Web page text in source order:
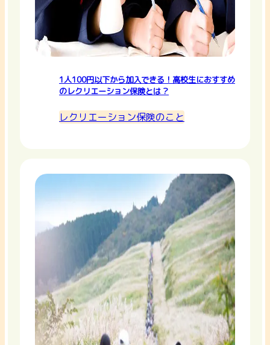
1人100円以下から加入できる！高校生におすすめ
のレクリエーション保険とは？
レクリエーション保険のこと